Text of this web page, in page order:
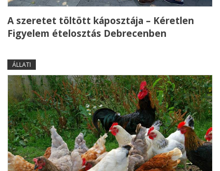
A szeretet töltött káposztája – Kéretlen
Figyelem ételosztás Debrecenben
ÁLLATI